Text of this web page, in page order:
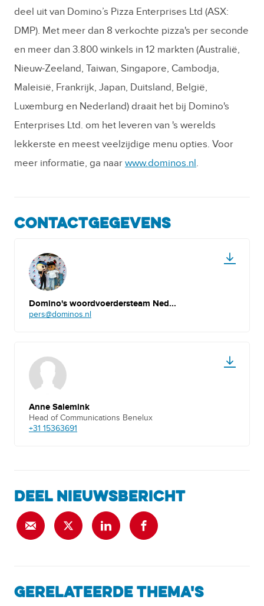
deel uit van Domino’s Pizza Enterprises Ltd (ASX:
DMP). Met meer dan 8 verkochte pizza's per seconde
en meer dan 3.800 winkels in 12 markten (Australië,
Nieuw-Zeeland, Taiwan, Singapore, Cambodja,
Maleisië, Frankrijk, Japan, Duitsland, België,
Luxemburg en Nederland) draait het bij Domino's
Enterprises Ltd. om het leveren van 's werelds
lekkerste en meest veelzijdige menu opties. Voor
meer informatie, ga naar www.dominos.nl.
CONTACTGEGEVENS
Domino's woordvoerdersteam Ned...
pers@dominos.nl
Anne Salemink
Head of Communications Benelux
+31 15363691
DEEL NIEUWSBERICHT
GERELATEERDE THEMA'S